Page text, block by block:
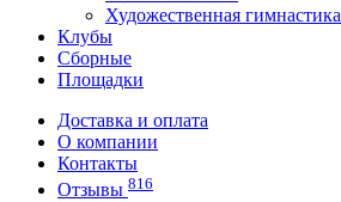
Художественная гимнастика
Клубы
Сборные
Площадки
Доставка и оплата
О компании
Контакты
Отзывы 816